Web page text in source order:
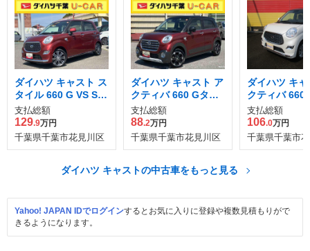
ダイハツ キャスト ス
タイル 660 G VS SAI
II
支払総額
129.9万円
千葉県千葉市花見川区
ダイハツ キャスト ア
クティバ 660 Gター
ボ プライムコレクシ
ョン SAIII
支払総額
88.2万円
千葉県千葉市花見川区
ダイハツ キ
クティバ 660
支払総額
106.0万円
千葉県千葉市
ダイハツ キャストの中古車をもっと見る
Yahoo! JAPAN IDでログインするとお気に入りに登録や複数見積もりがで
きるようになります。